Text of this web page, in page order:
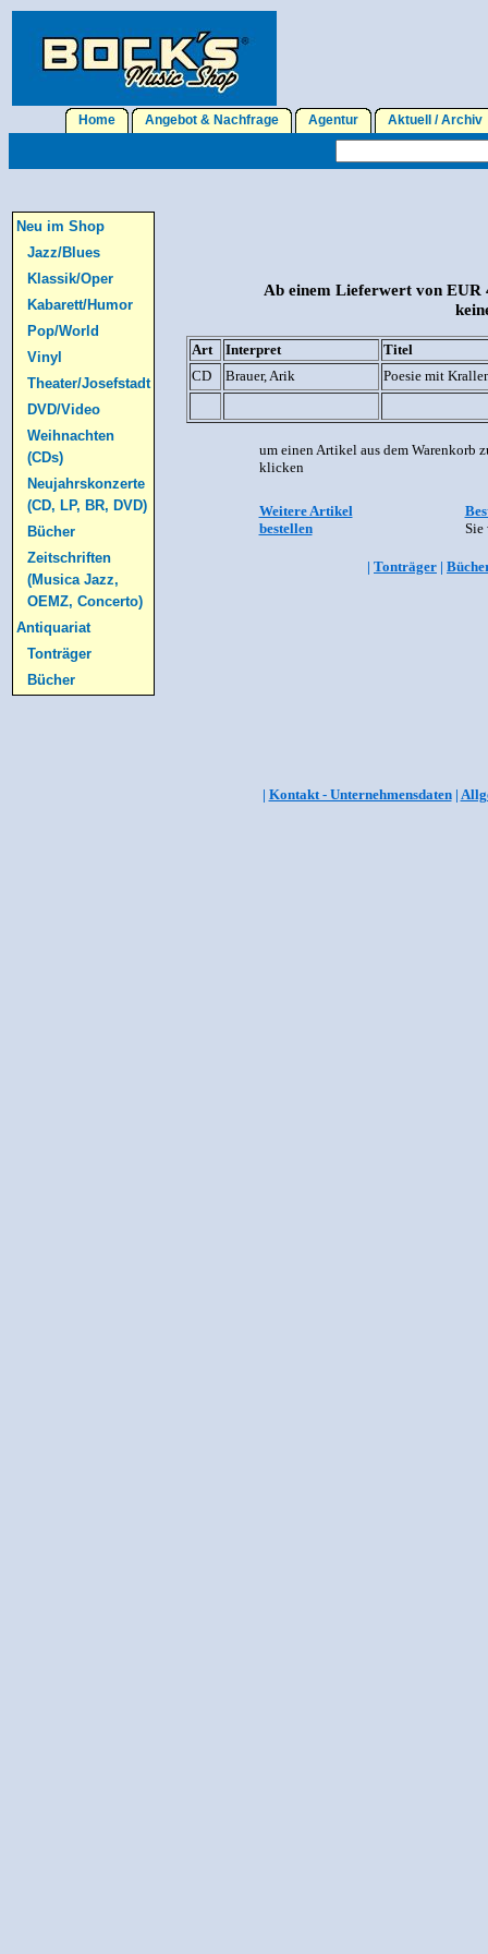
Home Angebot & Nachfrage Agentur Aktuell / Archiv
Neu im Shop
Jazz/Blues
Klassik/Oper
Kabarett/Humor
Pop/World
Vinyl
Theater/Josefstadt
DVD/Video
Weihnachten
(CDs)
Neujahrskonzerte
(CD, LP, BR, DVD)
Bücher
Zeitschriften
(Musica Jazz,
OEMZ, Concerto)
Antiquariat
Tonträger
Bücher
Ab einem Lieferwert von
Art Interpret
Titel
CD
Brauer, Arik Poesie mit
um einen Artikel aus dem Warenkorb
klicken
Weitere Artikel
bestellen
Sie
| Tonträger |
| Kontakt - Unternehmensdaten|